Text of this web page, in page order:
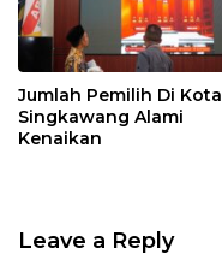
Jumlah Pemilih Di Kota
Singkawang Alami
Kenaikan
Leave a Reply